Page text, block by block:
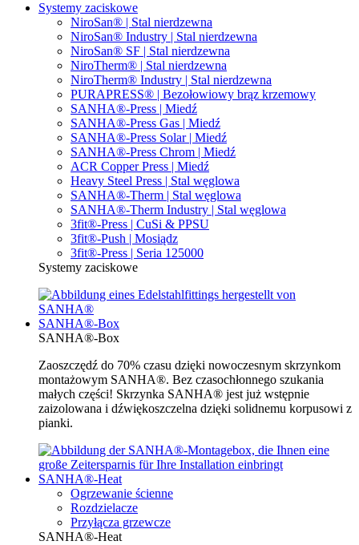
Systemy zaciskowe
NiroSan® | Stal nierdzewna
NiroSan® Industry | Stal nierdzewna
NiroSan® SF | Stal nierdzewna
NiroTherm® | Stal nierdzewna
NiroTherm® Industry | Stal nierdzewna
PURAPRESS® | Bezołowiowy brąz krzemowy
SANHA®-Press | Miedź
SANHA®-Press Gas | Miedź
SANHA®-Press Solar | Miedź
SANHA®-Press Chrom | Miedź
ACR Copper Press | Miedź
Heavy Steel Press | Stal węglowa
SANHA®-Therm | Stal węglowa
SANHA®-Therm Industry | Stal węglowa
3fit®-Press | CuSi & PPSU
3fit®-Push | Mosiądz
3fit®-Press | Seria 125000
Systemy zaciskowe
SANHA®-Box
SANHA®-Box
Zaoszczędź do 70% czasu dzięki nowoczesnym skrzynkom
montażowym SANHA®. Bez czasochłonnego szukania
małych części! Skrzynka SANHA® jest już wstępnie
zaizolowana i dźwiękoszczelna dzięki solidnemu korpusowi z
pianki.
SANHA®-Heat
Ogrzewanie ścienne
Rozdzielacze
Przyłącza grzewcze
SANHA®-Heat